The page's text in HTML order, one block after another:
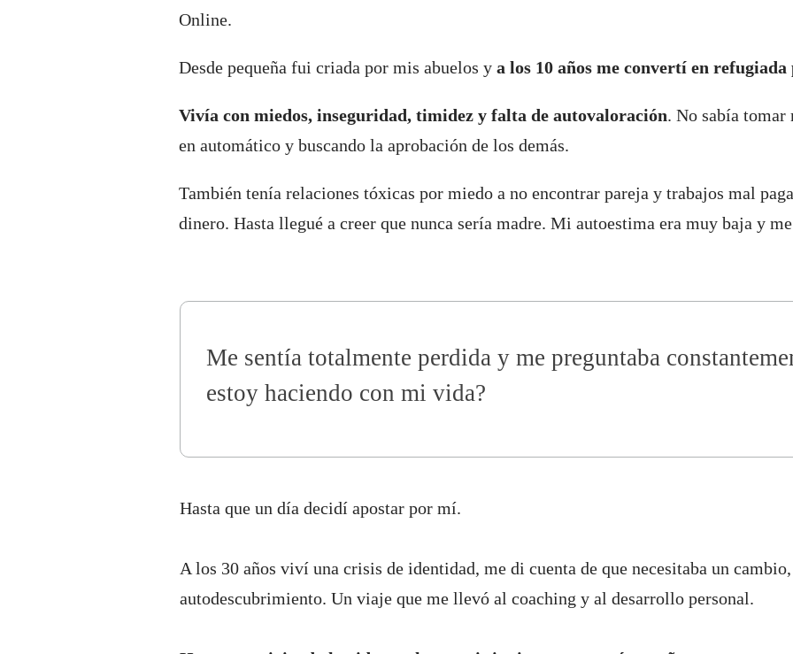
Online.
Desde pequeña fui criada por mis abuelos y a los 10 años me convertí en
Vivía con miedos, inseguridad, timidez y falta de autovaloración. No sabía
en automático y buscando la aprobación de los demás.
También tenía relaciones tóxicas por miedo a no encontrar pareja y trabajos mal
dinero. Hasta llegué a creer que nunca sería madre. Mi autoestima era muy baja y
Me sentía totalmente perdida y me preguntaba
estoy haciendo con mi vida?
Hasta que un día decidí apostar por mí.
A los 30 años viví una crisis de identidad, me di cuenta de que necesitaba un
autodescubrimiento. Un viaje que me llevó al coaching y al desarrollo personal.